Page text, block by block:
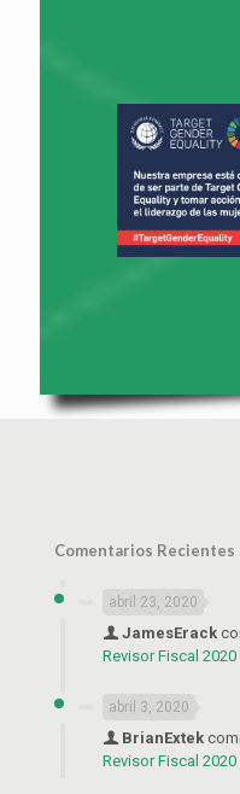
Comentarios Recientes
abril 23, 2020
JamesErack
Revisor Fiscal 2020
abril 3, 2020
BrianExtek
Revisor Fiscal 2020